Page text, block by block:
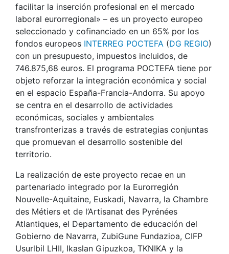
facilitar la inserción profesional en el mercado
laboral eurorregional» – es un proyecto europeo
seleccionado y cofinanciado en un 65% por los
fondos europeos INTERREG POCTEFA (DG REGIO)
con un presupuesto, impuestos incluidos, de
746.875,68 euros. El programa POCTEFA tiene por
objeto reforzar la integración económica y social
en el espacio España-Francia-Andorra. Su apoyo
se centra en el desarrollo de actividades
económicas, sociales y ambientales
transfronterizas a través de estrategias conjuntas
que promuevan el desarrollo sostenible del
territorio.
La realización de este proyecto recae en un
partenariado integrado por la Eurorregión
Nouvelle-Aquitaine, Euskadi, Navarra, la Chambre
des Métiers et de l’Artisanat des Pyrénées
Atlantiques, el Departamento de educación del
Gobierno de Navarra, ZubiGune Fundazioa, CIFP
Usurlbil LHII, Ikaslan Gipuzkoa, TKNIKA y la